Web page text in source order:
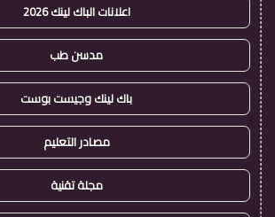
اعلانات الباك لينك 2026
مدسن طب
باك لينك وجيست بوست
مصادر التعليم
مجلة تقنية